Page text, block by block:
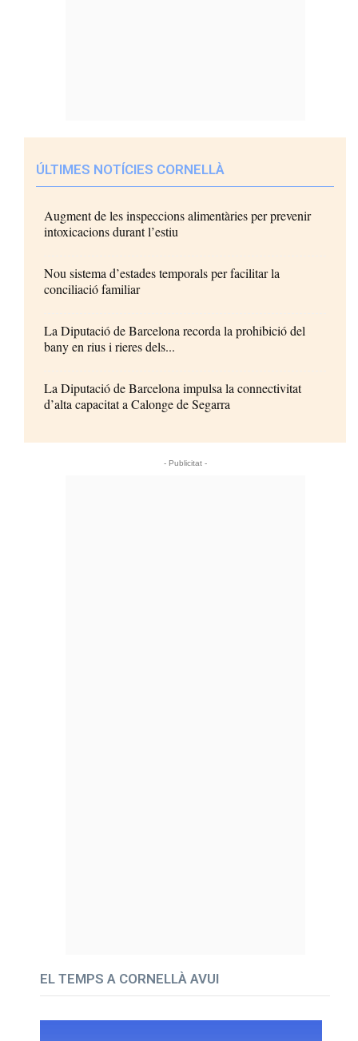
ÚLTIMES NOTÍCIES CORNELLÀ
Augment de les inspeccions alimentàries per prevenir
intoxicacions durant l’estiu
Nou sistema d’estades temporals per facilitar la
conciliació familiar
La Diputació de Barcelona recorda la prohibició del
bany en rius i rieres dels...
La Diputació de Barcelona impulsa la connectivitat
d’alta capacitat a Calonge de Segarra
- Publicitat -
EL TEMPS A CORNELLÀ AVUI